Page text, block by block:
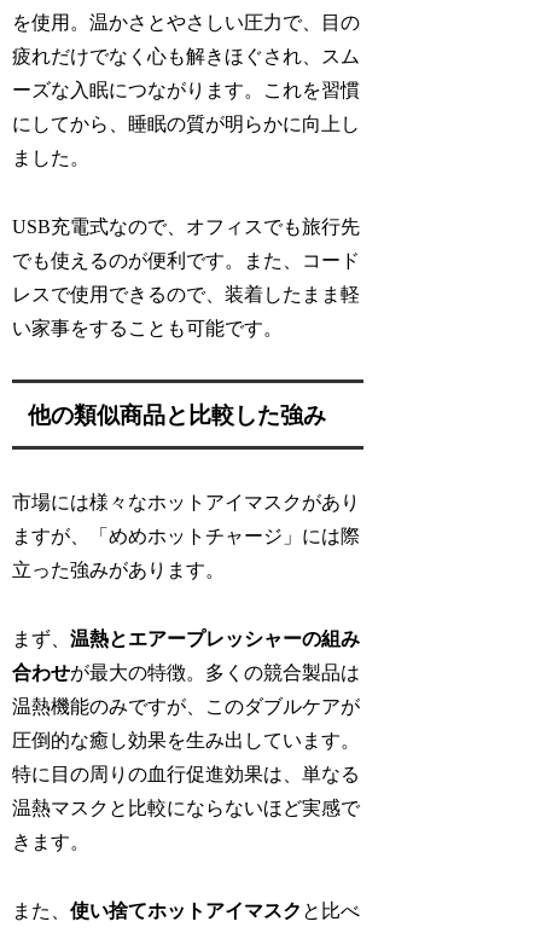
を使用。温かさとやさしい圧力で、目の
疲れだけでなく心も解きほぐされ、スム
ーズな入眠につながります。これを習慣
にしてから、睡眠の質が明らかに向上し
ました。
USB充電式なので、オフィスでも旅行先
でも使えるのが便利です。また、コード
レスで使用できるので、装着したまま軽
い家事をすることも可能です。
他の類似商品と比較した強み
市場には様々なホットアイマスクがあり
ますが、「めめホットチャージ」には際
立った強みがあります。
まず、温熱とエアープレッシャーの組み
合わせが最大の特徴。多くの競合製品は
温熱機能のみですが、このダブルケアが
圧倒的な癒し効果を生み出しています。
特に目の周りの血行促進効果は、単なる
温熱マスクと比較にならないほど実感で
きます。
また、使い捨てホットアイマスク と比べ